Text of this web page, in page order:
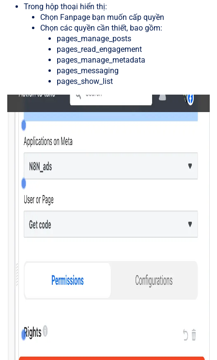
Trong hộp thoại hiển thị:
Chọn Fanpage bạn muốn cấp quyền
Chọn các quyền cần thiết, bao gồm:
pages_manage_posts
pages_read_engagement
pages_manage_metadata
pages_messaging
pages_show_list